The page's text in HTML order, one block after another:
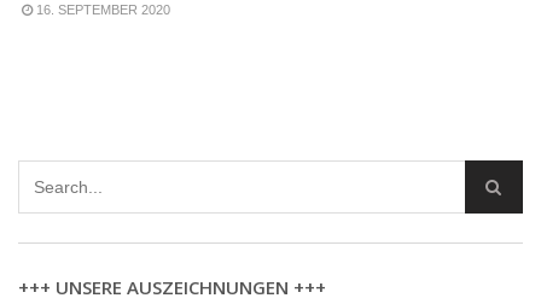
16. SEPTEMBER 2020
+++ UNSERE AUSZEICHNUNGEN +++